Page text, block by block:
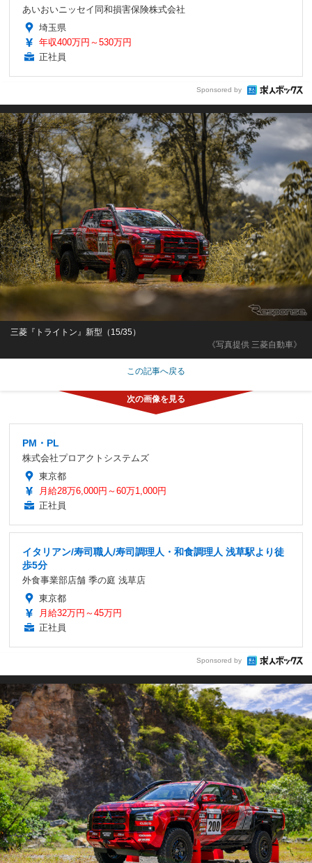
あいおいニッセイ同和損害保険株式会社
埼玉県
年収400万円～530万円
正社員
Sponsored by
《写真提供 三菱自動車》
三菱『トライトン』新型（15/35）
この記事へ戻る
PM・PL
株式会社プロアクトシステムズ
東京都
月給28万6,000円～60万1,000円
正社員
イタリアン/寿司職人/寿司調理人・和食調理人 浅草駅より徒
歩5分
外食事業部店舗 季の庭 浅草店
東京都
月給32万円～45万円
正社員
Sponsored by